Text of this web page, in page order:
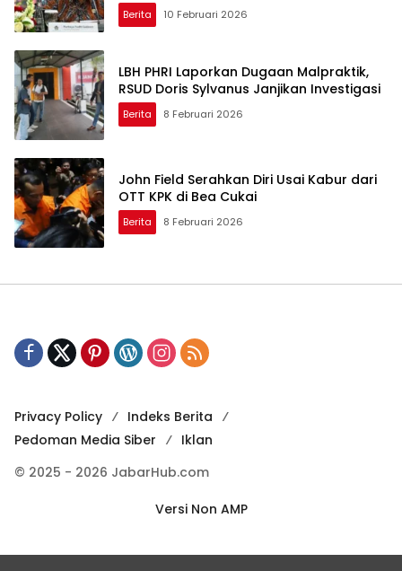
Berita 10 Februari 2026
LBH PHRI Laporkan Dugaan Malpraktik,
RSUD Doris Sylvanus Janjikan Investigasi
Berita 8 Februari 2026
John Field Serahkan Diri Usai Kabur dari
OTT KPK di Bea Cukai
Berita 8 Februari 2026
Privacy Policy
Indeks Berita
Pedoman Media Siber
Iklan
© 2025 - 2026 JabarHub.com
Versi Non AMP